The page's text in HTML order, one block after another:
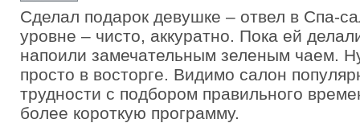
Сделал подарок девушке – отвел в Спа-
уровне – чисто, аккуратно. Пока ей
напоили замечательным зеленым чаем.
просто в восторге. Видимо салон
трудности с подбором правильного
более короткую программу.